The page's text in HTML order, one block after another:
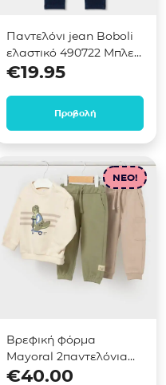
Παντελόνι jean Boboli
ελαστικό 490722 Μπλε
σκούρο
€19.95
Προβολή
NEO!
Βρεφική φόρμα
Mayoral 2παντελόνια
Πράσινο 02831
€40.00